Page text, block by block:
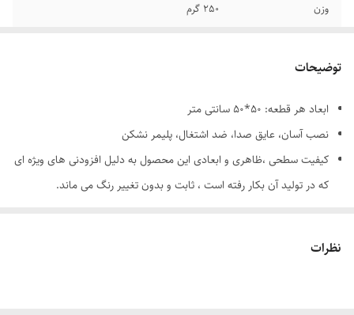
وزن 250 گرم
توضیحات
ابعاد هر قطعه: 50*50 سانتی متر
نصب آسان، عایق صدا، ضد اشتغال، پلیمر نشکن
کیفیت سطحی ،ظاهری و ابعادی این محصول به دلیل افزودنی های ویژه ای
که در تولید آن بکار رفته است ، ثابت و بدون تغییر رنگ می ماند.
مورد استفاده قرار دهید.
نظرات